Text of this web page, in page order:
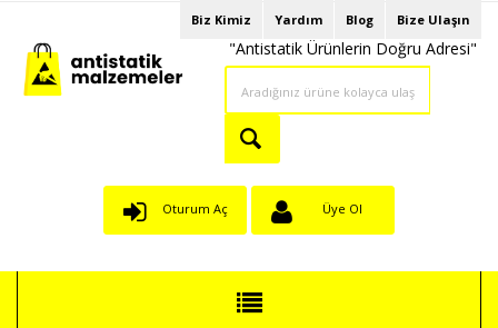
Biz Kimiz Yardım Blog Bize Ulaşın
"Antistatik Ürünlerin Doğru Adresi"
Oturum Aç Üye Ol